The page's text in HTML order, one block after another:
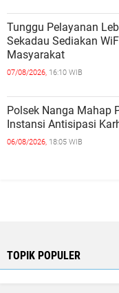
Tunggu Pelayanan
Sekadau Sediakan
Masyarakat
07/08/2026, 16:10 WIB
Polsek Nanga Mahap
Instansi Antisipasi
06/08/2026, 18:05 WIB
TOPIK POPULER